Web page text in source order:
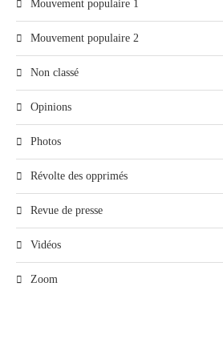
Mouvement populaire 1
Mouvement populaire 2
Non classé
Opinions
Photos
Révolte des opprimés
Revue de presse
Vidéos
Zoom